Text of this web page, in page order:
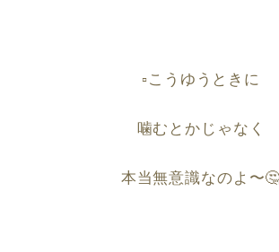
▫️ こうゆうときに
噛むとかじゃなく
本当無意識なのよ〜🤔